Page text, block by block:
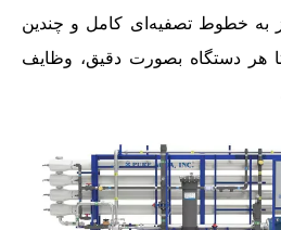
به خطوط تصفیه‌ای کامل و چندین
هر دستگاه بصورت دقیق، وظایف